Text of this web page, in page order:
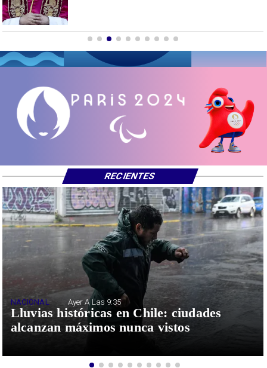
Lluvias históricas en Chile: ciudades
alcanzan máximos nunca vistos
NACIONAL Ayer A Las 9:35
RECIENTES